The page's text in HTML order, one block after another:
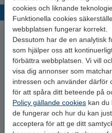
cookies och liknande
Funktionella cookies
webbplatsen fungerar korrekt.
Dessutom har de en analytisk
som hjälper oss att
förbättra webbplatsen. Vi vill
visa dig annonser som
intressen och använder därför
för att spåra ditt beteende på
Policy gällande cookies kan du
de fungerar och hur du kan
acceptera för att ge ditt
Populära
Whiteboardpenna 2.5mm |
123ink | sorterade färger | 4st